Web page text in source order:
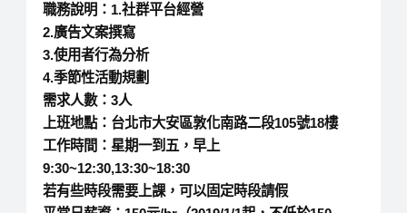
職務說明：1.社群平台經營
2.廣告文案撰寫
3.使用者行為分析
4.季節性活動規劃
需求人數：3人
上班地點：台北市大安區敦化南路二段105號18樓
工作時間：星期一到五，早上
9:30~12:30,13:30~18:30
若有些時段需要上課，可以固定時段請假